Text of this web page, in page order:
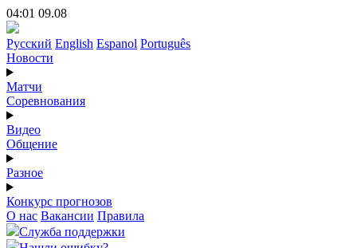
04:01 09.08
Русский English Espanol Português
Новости
Матчи
Соревнования
Видео
Общение
Разное
Конкурс прогнозов
О нас Вакансии Правила
Служба поддержки